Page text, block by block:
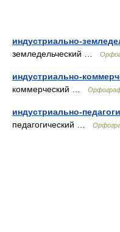
индустриально-
земледельческий …
индустриально-
коммерческий …
индустриально-
педагогический …